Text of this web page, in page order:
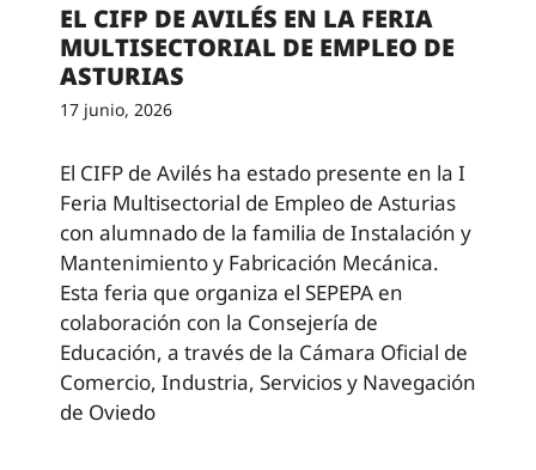
EL CIFP DE AVILÉS EN LA FERIA
MULTISECTORIAL DE EMPLEO DE
ASTURIAS
17 junio, 2026
El CIFP de Avilés ha estado presente en la I
Feria Multisectorial de Empleo de Asturias
con alumnado de la familia de Instalación y
Mantenimiento y Fabricación Mecánica.
Esta feria que organiza el SEPEPA en
colaboración con la Consejería de
Educación, a través de la Cámara Oficial de
Comercio, Industria, Servicios y Navegación
de Oviedo